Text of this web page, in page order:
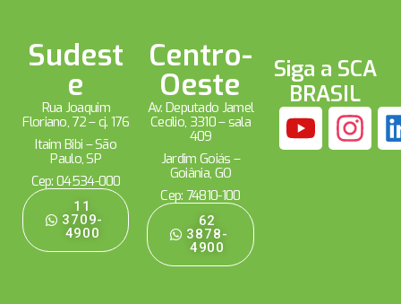
Sudest
e
Rua Joaquim
Floriano, 72 – cj. 176
Itaim Bibi – São
Paulo, SP
Cep: 04534-000
11
3709-
4900
Centro-
Oeste
Av. Deputado Jamel
Cecílio, 3310 – sala
409
Jardim Goiás –
Goiânia, GO
Cep: 74810-100
62
3878-
4900
Siga a SCA
BRASIL